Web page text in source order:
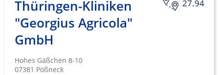
27.94
Thüringen-Kliniken
"Georgius Agricola"
GmbH
Hohes Gäßchen 8-10
07381 Pößneck
Funktional
Werbung